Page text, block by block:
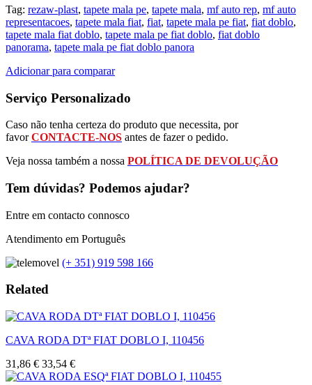
Tag: rezaw-plast, tapete mala pe, tapete mala, mf auto rep, mf auto
representacoes, tapete mala fiat, fiat, tapete mala pe fiat, fiat doblo,
tapete mala fiat doblo, tapete mala pe fiat doblo, fiat doblo
panorama, tapete mala pe fiat doblo panora
Adicionar para comparar
Serviço Personalizado
Caso não tenha certeza do produto que necessita, por
favorCONTACTE-NOS antes de fazer o pedido.
Veja nossa também a nossa POLÍTICA DE DEVOLUÇÃO
Tem dúvidas? Podemos ajudar?
Entre em contacto connosco
Atendimento em Português
(+ 351) 919 598 166
Related
CAVA RODA DTª FIAT DOBLO I, 110456
31,86 € 33,54 €